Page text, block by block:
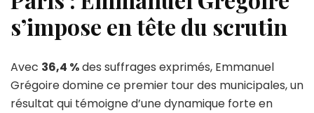
s’impose en tête du scrutin
Avec 36,4 %des suffrages exprimés, Emmanuel
Grégoire domine ce premier tour des municipales, un
résultat qui témoigne d’une dynamique forte en